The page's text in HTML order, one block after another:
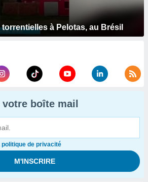
à Pelotas, au Brésil
boîte mail
de privacité